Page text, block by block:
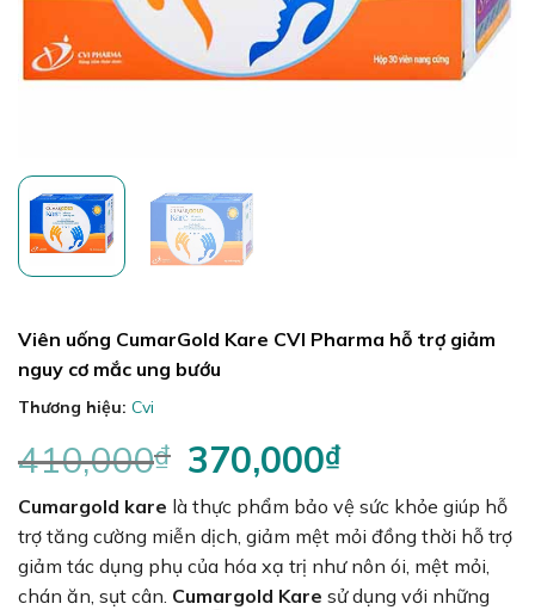
Viên uống CumarGold Kare CVI Pharma hỗ trợ giảm
nguy cơ mắc ung bướu
Thương hiệu: Cvi
410,000₫ Giá
gốc
là:
410,000₫.
370,000₫Giá
tại
là:
370,000₫.
Cumargold kare là thực phẩm bảo vệ sức khỏe giúp hỗ
trợ tăng cường miễn dịch, giảm mệt mỏi đồng thời hỗ trợ
giảm tác dụng phụ của hóa xạ trị như nôn ói, mệt mỏi,
chán ăn, sụt cân. Cumargold Kare sử dụng với những